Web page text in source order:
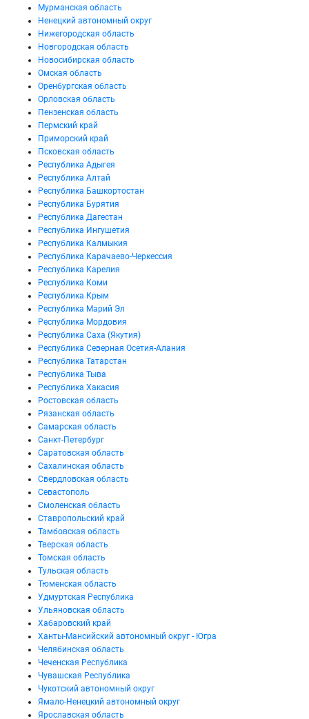
Мурманская область
Ненецкий автономный округ
Нижегородская область
Новгородская область
Новосибирская область
Омская область
Оренбургская область
Орловская область
Пензенская область
Пермский край
Приморский край
Псковская область
Республика Адыгея
Республика Алтай
Республика Башкортостан
Республика Бурятия
Республика Дагестан
Республика Ингушетия
Республика Калмыкия
Республика Карачаево-Черкессия
Республика Карелия
Республика Коми
Республика Крым
Республика Марий Эл
Республика Мордовия
Республика Саха (Якутия)
Республика Северная Осетия-Алания
Республика Татарстан
Республика Тыва
Республика Хакасия
Ростовская область
Рязанская область
Самарская область
Санкт-Петербург
Саратовская область
Сахалинская область
Свердловская область
Севастополь
Смоленская область
Ставропольский край
Тамбовская область
Тверская область
Томская область
Тульская область
Тюменская область
Удмуртская Республика
Ульяновская область
Хабаровский край
Ханты-Мансийский автономный округ - Югра
Челябинская область
Чеченская Республика
Чувашская Республика
Чукотский автономный округ
Ямало-Ненецкий автономный округ
Ярославская область